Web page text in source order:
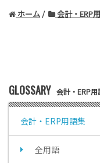
ホーム 会計・ERP
GLOSSARY 会計・ERP用
会計・ERP用語集
全用語